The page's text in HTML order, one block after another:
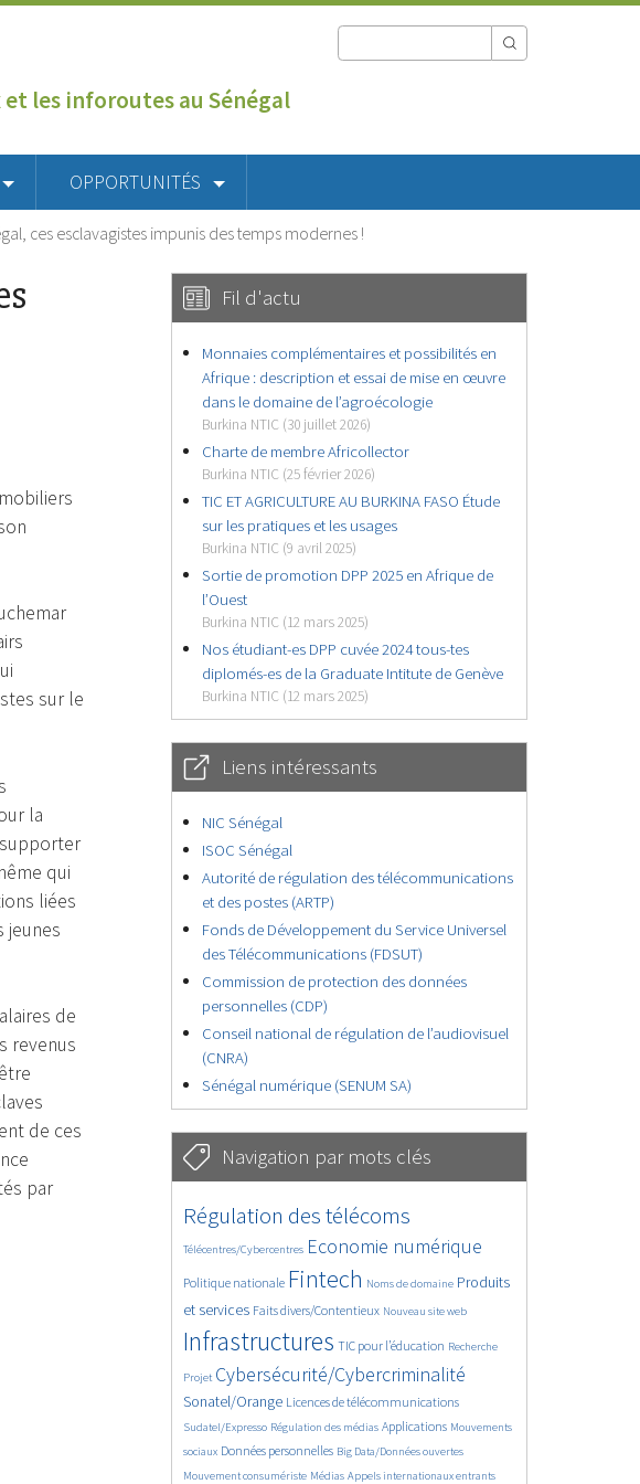
les inforoutes au Sénégal
OPPORTUNITÉS
ces esclavagistes impunis des temps modernes !
sur le
la
qui
liées
jeunes
de
revenus
de ces
par
Fil d'actu
Monnaies complémentaires et possibilités en
Afrique : description et essai de mise en œuvre
dans le domaine de l’agroécologie
Burkina NTIC (30 juillet 2026)
Charte de membre Africollector
Burkina NTIC (25 février 2026)
TIC ET AGRICULTURE AU BURKINA FASO Étude
sur les pratiques et les usages
Burkina NTIC (9 avril 2025)
Sortie de promotion DPP 2025 en Afrique de
l’Ouest
Burkina NTIC (12 mars 2025)
Nos étudiant-es DPP cuvée 2024 tous-tes
diplomés-es de la Graduate Intitute de Genève
Burkina NTIC (12 mars 2025)
Liens intéressants
NIC Sénégal
ISOC Sénégal
Autorité de régulation des télécommunications
et des postes (ARTP)
Fonds de Développement du Service Universel
des Télécommunications (FDSUT)
Commission de protection des données
personnelles (CDP)
Conseil national de régulation de l’audiovisuel
(CNRA)
Sénégal numérique (SENUM SA)
Navigation par mots clés
4604/5658
Régulation des télécoms
371/5658
Télécentres/Cybercentres
3627/5658 Economie numérique
1839/5658
Politique nationale
5211/5658 Fintech
667/5658
Noms de domaine
2346/5658
Produits
et services
1560/5658 Faits divers/Contentieux
818/5658 Nouveau site web
5658/5658
Infrastructures
1805/5658
TIC pour l’éducation
195/5658
Recherche
248/5658
Projet
3568/5658Cybersécurité/Cybercriminalité
2278/5658
Sonatel/Orange
1613/5658 Licences de télécommunications
281/5658
Sudatel/Expresso
1023/5658 Régulation des médias
1520/5658 Applications
1135/5658
Mouvements
sociaux
1674/5658Données personnelles
144/5658 Big Data/Données ouvertes
623/5658
Mouvement consumériste
367/5658 Médias
655/5658 Appels internationaux entrants
1719/5658